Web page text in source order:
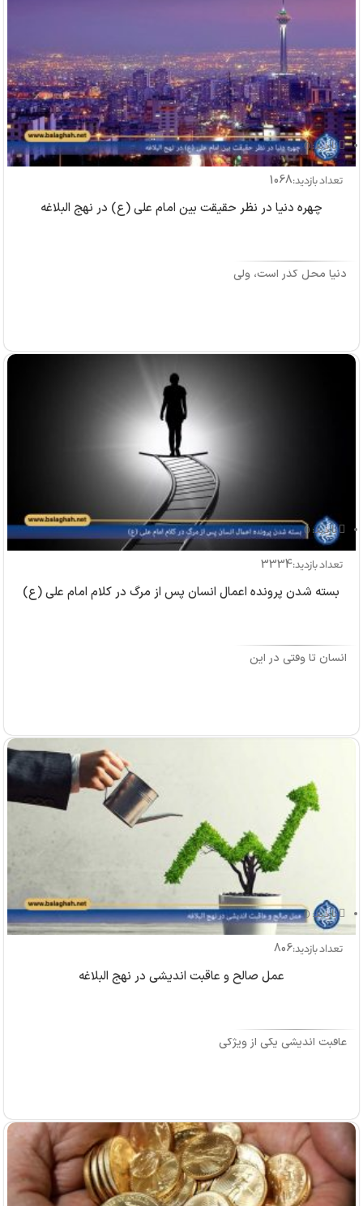
بازدید: 0
تعداد بازدید:1068
چهره دنیا در نظر حقیقت بین امام علی (ع) در نهج البلاغه
دنیا محل گذر است، ولی
بازدید: 0
تعداد بازدید:3334
بسته شدن پرونده اعمال انسان پس از مرگ در کلام امام علی (ع)
انسان تا وقتی در این
بازدید: 0
تعداد بازدید:806
عمل صالح و عاقبت اندیشی در نهج البلاغه
عاقبت اندیشی یکی از ویژگی